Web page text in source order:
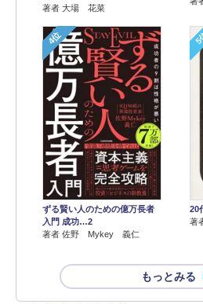
著者 大場 花菜
4位
ずる賢い人のための億万長者
入門 成功…2
著者 佐野 Mykey 義仁
5
20
著
もっとみる